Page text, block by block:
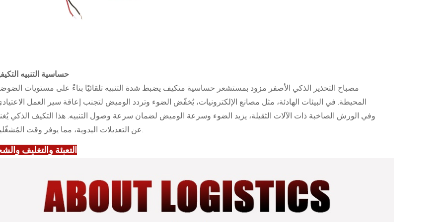
حساسية التنبيه
مصباح التحذير الذكي الأصفر مزود بمستشعر حساسية متكيف يضبط شدة التنبيه تلقائيًا بناءً على مستويات
المحيطة. في البيئات الهادئة، مثل مصانع الإلكترونيات، يُخفّض الضوء وتردد الوميض لتجنب إعاقة سير العمل
وفي الورش الصاخبة ذات الآلات الثقيلة، يزيد الضوء وسرعة الوميض لضمان سرعة وصول التنبيه. هذا التكيف الذكي
عن التعديلات اليدوية، مما يوفر وقت المُشغّلين.
التعبئة والتغليف